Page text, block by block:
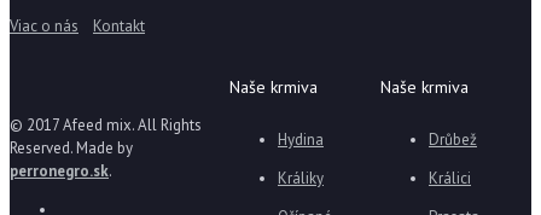
Viac o nás
Kontakt
Naše krmiva
Drůbež
Králici
Naše krmiva
Hydina
Králiky
© 2017 Afeed mix. All Rights
Reserved. Made by
perronegro.sk.